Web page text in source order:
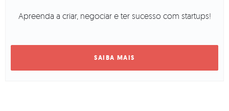
Apreenda a criar, negociar e ter sucesso com startups!